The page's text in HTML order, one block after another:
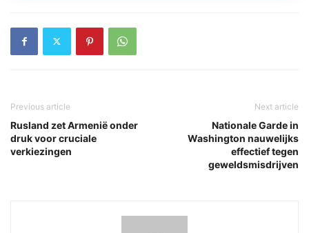
Previous article
Rusland zet Armenië onder
druk voor cruciale
verkiezingen
Next article
Nationale Garde in
Washington nauwelijks
effectief tegen
geweldsmisdrijven